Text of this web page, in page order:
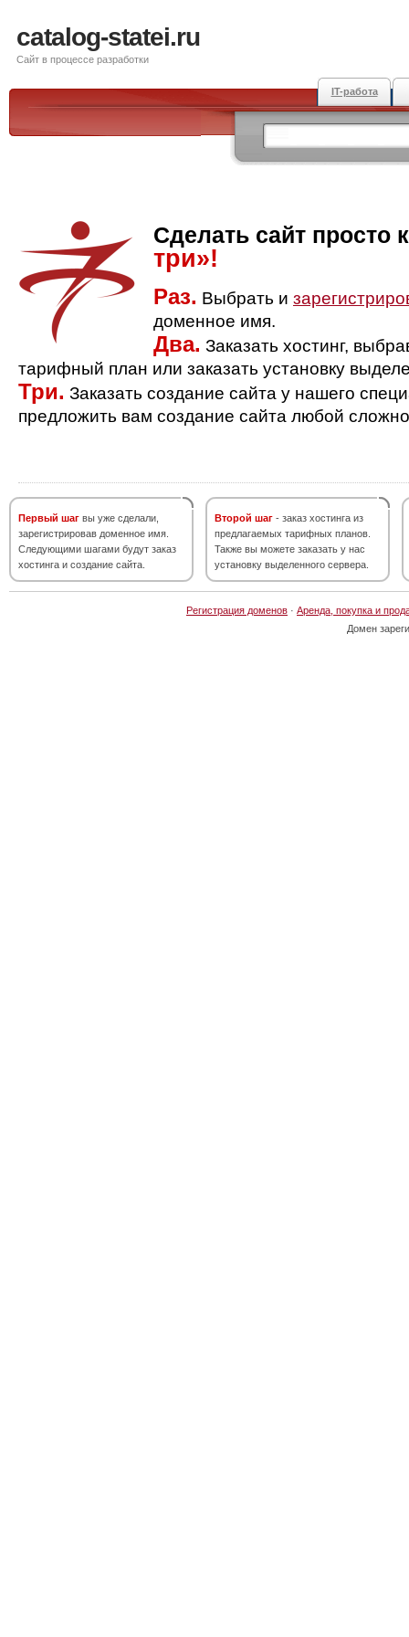
catalog-statei.ru
Сайт в процессе разработки
IT-работа
Сделать сайт просто
три»!
Раз. Выбрать и
доменное имя.
Два. Заказать хостинг,
тарифный план или заказать установку
Три. Заказать создание сайта у нашего
предложить вам создание сайта любой
Первый шаг вы уже сделали,
зарегистрировав доменное имя.
Следующими шагами будут заказ
хостинга и создание сайта.
Второй шаг - заказ хостинга из
предлагаемых тарифных планов.
Также вы можете заказать у нас
установку выделенного сервера.
Регистрация доменов · Аренда, покупка и
Домен